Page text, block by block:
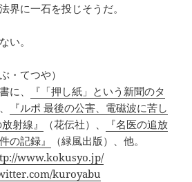
界に一石を投じそうだ。
い。
・てつや）
に、
『「押し紙」という新聞のタ
『ルポ 最後の公害、電磁波に苦し
射線』
（花伝社）、
『名医の追放
の記録』
（緑風出版）、他。
www.kokusyo.jp/
kuroyabu